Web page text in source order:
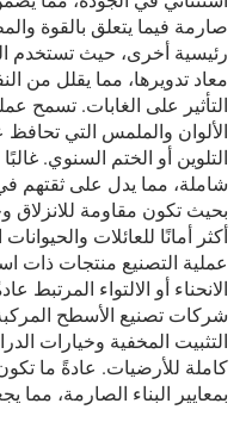
صارمة فيما يتعلق بالقوة
رئيسية أخرى، حيث تستخدم
معاد تدويرها، مما يقلل من
التأثير على الغابات. تسمح
الألوان والملمس التي
التلوين أو الختم السنوي.
شاملة، مما يدل على ثقتهم في
بحيث تكون مقاومة للانزلاق
أكثر أمانًا للعائلات
عملية التصنيع منتجات ذات
الانحناء أو الالتواء المرتبط
شركات تصنيع الأسطح
التثبيت المخفية وخيارات
كاملة للأرضيات. عادةً ما
بمعايير البناء الصارمة، مما